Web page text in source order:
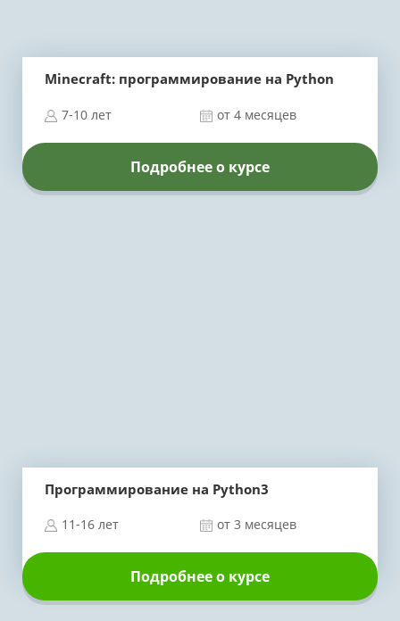
Minecraft: программирование на Python
7-10 лет от 4 месяцев
Подробнее о курсе
Программирование на Python3
11-16 лет от 3 месяцев
Подробнее о курсе